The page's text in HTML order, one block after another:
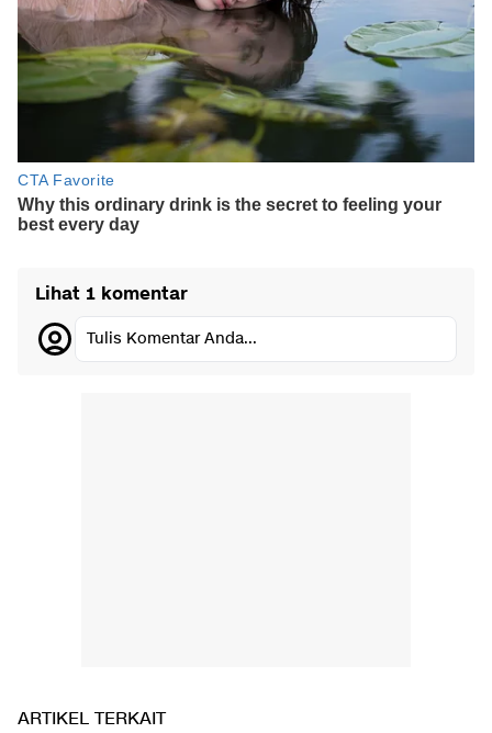
Lihat 1 komentar
Tulis Komentar Anda...
ARTIKEL TERKAIT